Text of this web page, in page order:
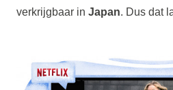
verkrijgbaar in Japan. Dus dat